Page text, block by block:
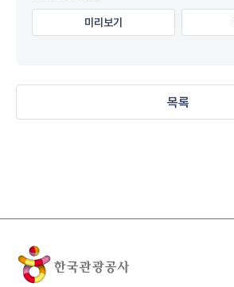
미리보기
목록